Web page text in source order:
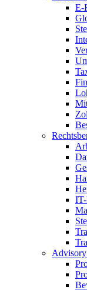
E-
Advisory